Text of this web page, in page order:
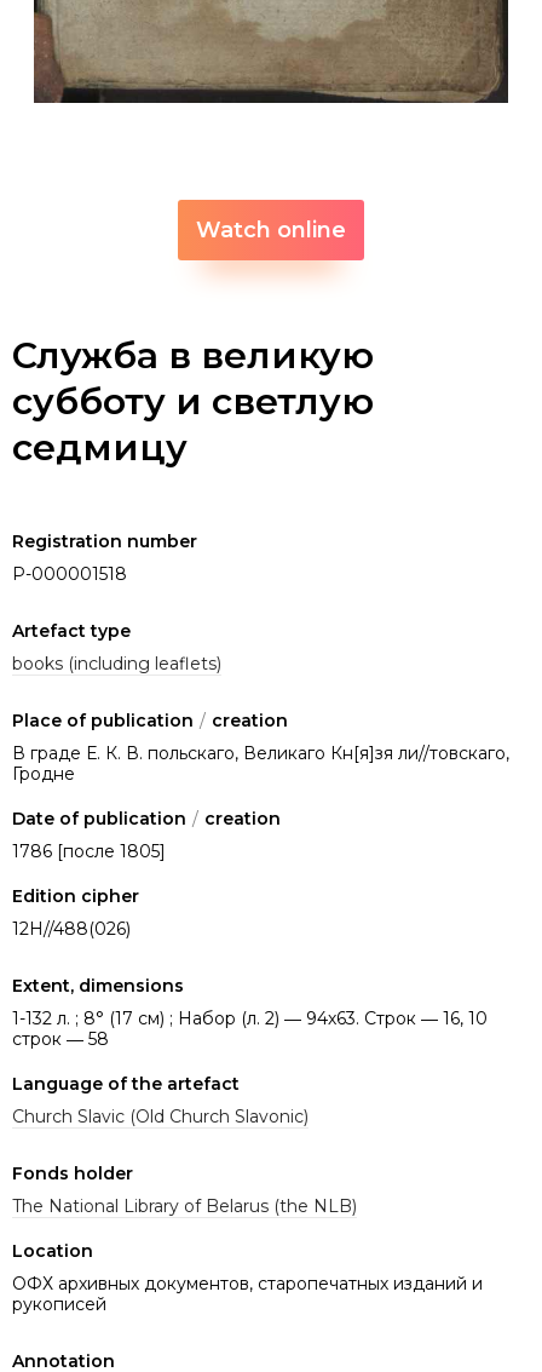
Watch online
Служба в великую
субботу и светлую
седмицу
Registration number
P-000001518
Artefact type
books (including leaflets)
Place of publication / creation
В граде Е. К. В. польскаго, Великаго Кн[я]зя ли//товскаго,
Гродне
Date of publication / creation
1786 [после 1805]
Edition cipher
12Н//488(026)
Extent, dimensions
1-132 л. ; 8° (17 см) ; Набор (л. 2) ― 94х63. Строк ― 16, 10
строк ― 58
Language of the artefact
Church Slavic (Old Church Slavonic)
Fonds holder
The National Library of Belarus (the NLB)
Location
ОФХ архивных документов, старопечатных изданий и
рукописей
Annotation